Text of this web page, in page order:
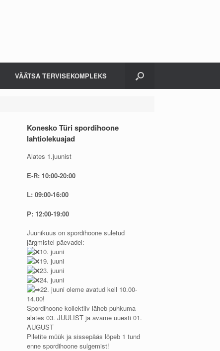
VÄÄTSA TERVISEKOMPLEKS
Konesko Türi spordihoone
lahtiolekuajad
Alates 1.juunist
E-R: 10:00-20:00
L: 09:00-16:00
P: 12:00-19:00
Juunikuus on spordihoone suletud
järgmistel päevadel:
10. juuni
19. juuni
23. juuni
24. juuni
22. juuni oleme avatud kell 10.00-
14.00!
Spordihoone kollektiiv läheb puhkuma
alates 03. JUULIST ja avame uuesti 01.
AUGUST
Piletite müük ja sissepääs lõpeb 1 tund
enne spordihoone sulgemist!